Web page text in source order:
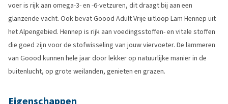
voer is rijk aan omega-3- en -6-vetzuren, dit draagt bij aan een
glanzende vacht. Ook bevat Goood Adult Vrije uitloop Lam Hennep uit
het Alpengebied. Hennep is rijk aan voedingsstoffen- en vitale stoffen
die goed zijn voor de stofwisseling van jouw viervoeter. De lammeren
van Goood kunnen hele jaar door lekker op natuurlijke manier in de
buitenlucht, op grote weilanden, genieten en grazen.
Eigenschappen